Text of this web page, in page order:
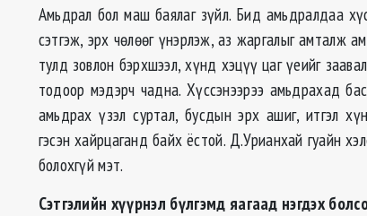
Амьдрал бол маш баялаг зүйл. Бид амьдралдаа
сэтгэж, эрх чөлөөг үнэрлэж, аз жаргалыг амталж
тулд зовлон бэрхшээл, хүнд хэцүү цаг үеийг
тодоор мэдэрч чадна. Хүссэнээрээ амьдрахад
амьдрах үзэл суртал, бусдын эрх ашиг, итгэл
гэсэн хайрцаганд байх ёстой. Д.Урианхай гуайн
болохгүй мэт.
Сэтгэлийн хүүрнэл бүлгэмд яагаад нэгдэх